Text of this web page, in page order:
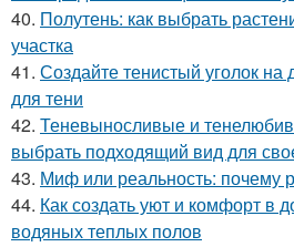
40. Полутень: как выбрать
участка
41. Создайте тенистый уголок на
для тени
42. Теневыносливые и
выбрать подходящий вид для
43. Миф или реальность: почему
44. Как создать уют и комфорт в
водяных теплых полов